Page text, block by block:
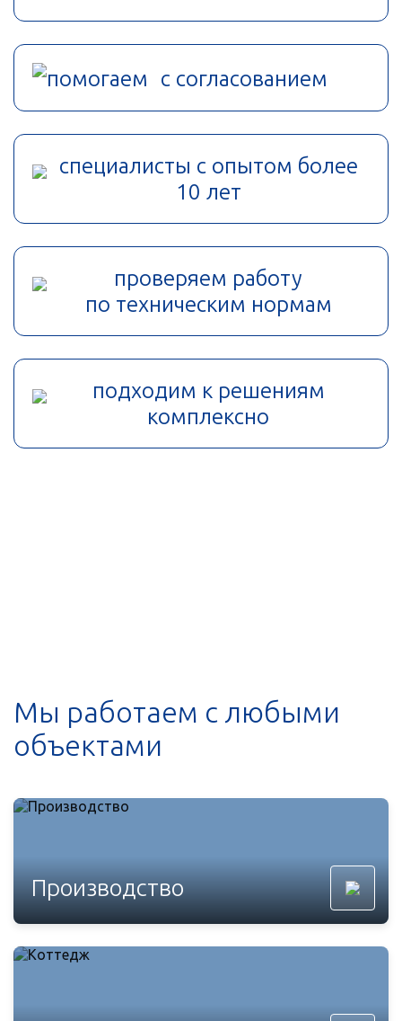
помогаем с согласованием
специалисты с опытом более
10 лет
проверяем работу
по техническим нормам
подходим к решениям
комплексно
Мы работаем с любыми
объектами
Производство